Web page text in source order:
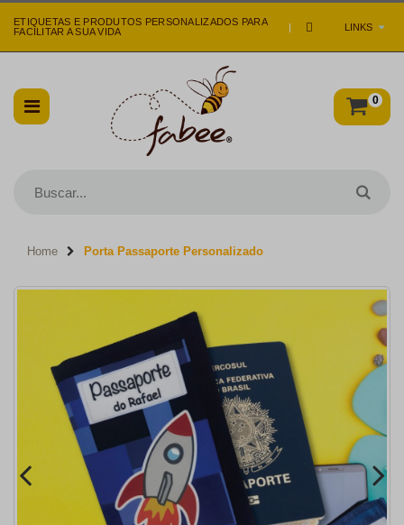
LINKS
ETIQUETAS E PRODUTOS PERSONALIZADOS PARA
FACILITAR A SUA VIDA
|
0
Home Porta Passaporte Personalizado